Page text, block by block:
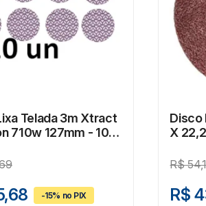
Telada 3m Xtract
710w 127mm - 10
Disco
X
R$
R$